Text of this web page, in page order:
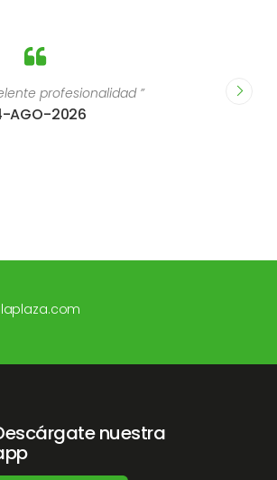
“Me ha encantado el evento y la
nutricionista ( es un encanto ) me ha
nuestra